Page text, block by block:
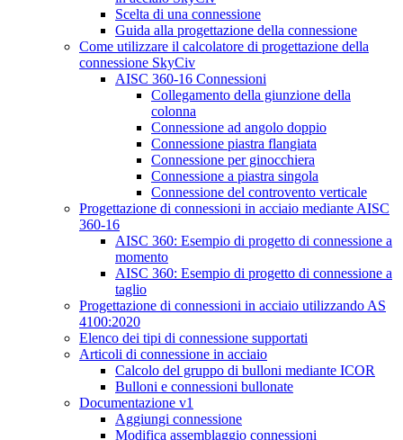
Scelta di una connessione
Guida alla progettazione della connessione
Come utilizzare il calcolatore di progettazione della
connessione SkyCiv
AISC 360-16 Connessioni
Collegamento della giunzione della
colonna
Connessione ad angolo doppio
Connessione piastra flangiata
Connessione per ginocchiera
Connessione a piastra singola
Connessione del controvento verticale
Progettazione di connessioni in acciaio mediante AISC
360-16
AISC 360: Esempio di progetto di connessione a
momento
AISC 360: Esempio di progetto di connessione a
taglio
Progettazione di connessioni in acciaio utilizzando AS
4100:2020
Elenco dei tipi di connessione supportati
Articoli di connessione in acciaio
Calcolo del gruppo di bulloni mediante ICOR
Bulloni e connessioni bullonate
Documentazione v1
Aggiungi connessione
Modifica assemblaggio connessioni